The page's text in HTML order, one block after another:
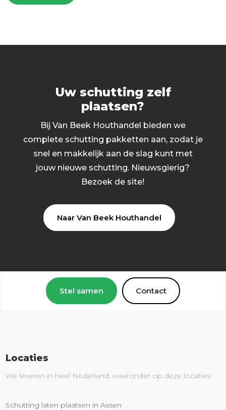
Uw schutting zelf
plaatsen?
Bij Van Beek Houthandel bieden we
complete schutting pakketten aan, zodat je
snel en makkelijk aan de slag kunt met
jouw nieuwe schutting. Nieuwsgierig?
Bezoek de site!
Naar Van Beek Houthandel
Stel samen Contact
Locaties
We leveren in heel Nederland, waaronder op deze locaties:
Schutting laten plaatsen in Assen